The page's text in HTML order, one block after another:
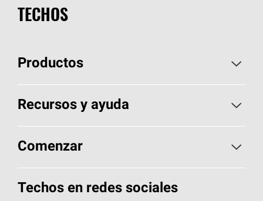
TECHOS
Productos
Elija sus tejas
Encuentre un contratista
Componentes para techos
Recursos y ayuda
Aspectos básicos sobre techos
Herramientas de diseño y color
Comenzar
Llame al 1-800-GET-PINK®
Techos en redes sociales